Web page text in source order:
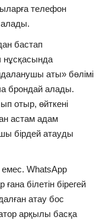
телефон
алады.
бастап
аты» бөлімі
брондай алады.
отыр, өйткені
астам адам
бірдей атауды
WhatsApp
білетін бірегей
атау бос
арқылы басқа